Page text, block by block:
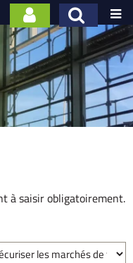

à saisir obligatoirement.